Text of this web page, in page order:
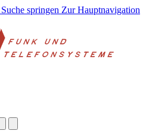
springen Zur Hauptnavigation